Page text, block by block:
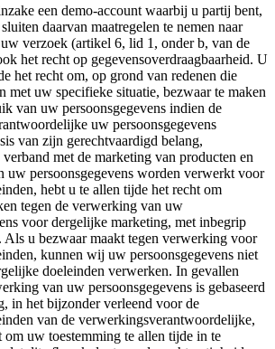
een demo-account waarbij u partij bent,
daarvan maatregelen te nemen naar
verzoek (artikel 6, lid 1, onder b, van de
het recht op gegevensoverdraagbaarheid. U
het recht om, op grond van redenen die
met uw specifieke situatie, bezwaar te maken
van uw persoonsgegevens indien de
uw persoonsgegevens
van zijn gerechtvaardigd belang,
met de marketing van producten en
uw persoonsgegevens worden verwerkt voor
hebt u te allen tijde het recht om
tegen de verwerking van uw
voor dergelijke marketing, met inbegrip
u bezwaar maakt tegen verwerking voor
kunnen wij uw persoonsgegevens niet
doeleinden verwerken. In gevallen
van uw persoonsgegevens is gebaseerd
in het bijzonder verleend voor de
van de verwerkingsverantwoordelijke,
om uw toestemming te allen tijde in te